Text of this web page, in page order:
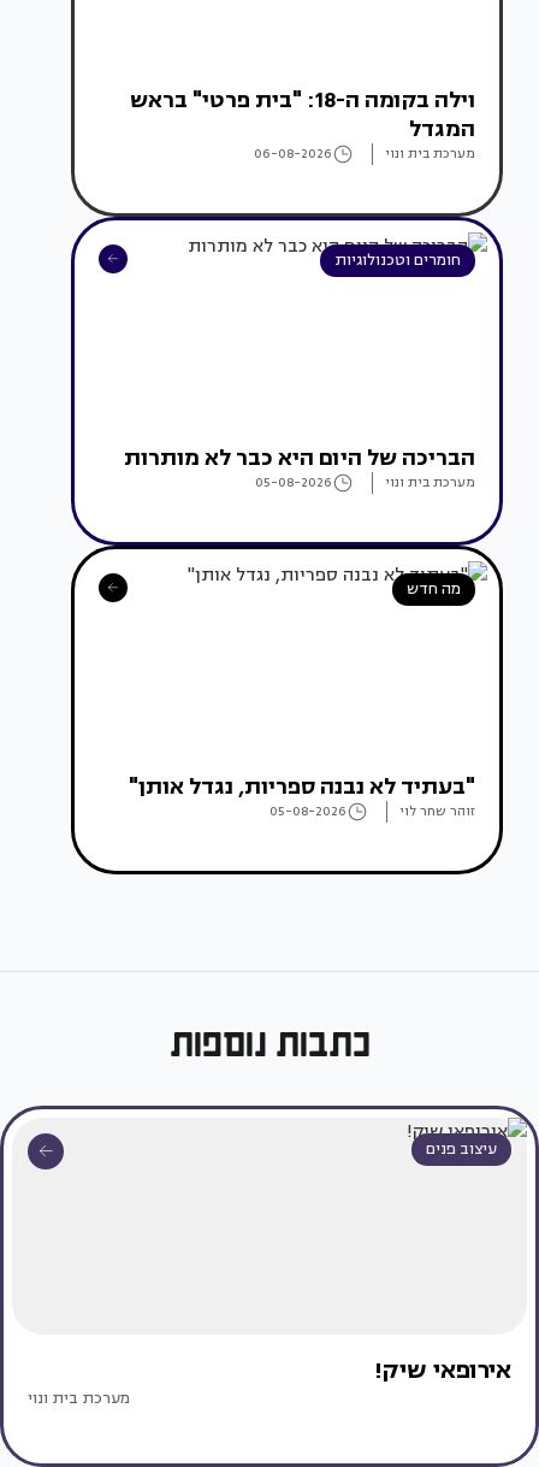
וילה בקומה ה-18: "בית פרטי" בראש
המגדל
מערכת בית ונוי 06-08-2026
חומרים וטכנולוגיות
הבריכה של היום היא כבר לא מותרות
מערכת בית ונוי 05-08-2026
מה חדש
"בעתיד לא נבנה ספריות, נגדל אותן"
זוהר שחר לוי 05-08-2026
כתבות נוספות
עיצוב פנים
אירופאי שיק!
מערכת בית ונוי